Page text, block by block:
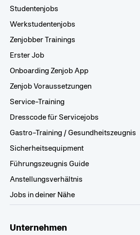
Studentenjobs
Werkstudentenjobs
Zenjobber Trainings
Erster Job
Onboarding Zenjob App
Zenjob Voraussetzungen
Service-Training
Dresscode für Servicejobs
Gastro-Training / Gesundheitszeugnis
Sicherheitsequipment
Führungszeugnis Guide
Anstellungsverhältnis
Jobs in deiner Nähe
Unternehmen